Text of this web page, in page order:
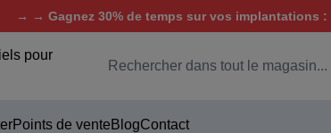
→ → Gagnez 30% de temps sur vos implantations
Chercher
Points de vente BlogContact